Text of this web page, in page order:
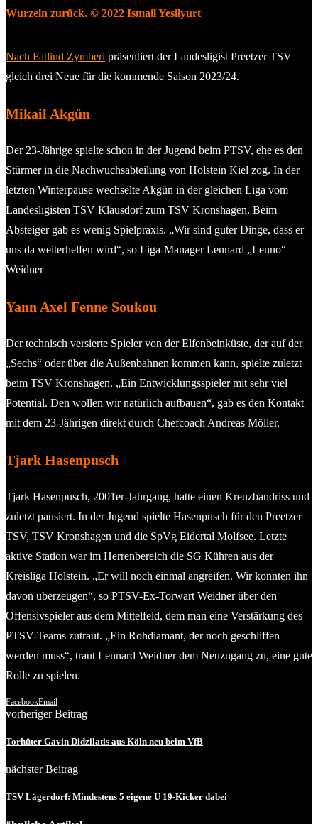
Wurzeln zurück. © 2022 Ismail Yesilyurt
Nach Fatlind Zymberi präsentiert der Landesligist Preetzer TSV
gleich drei Neue für die kommende Saison 2023/24.
Mikail Akgün
Der 23-Jährige spielte schon in der Jugend beim PTSV, ehe es den
Stürmer in die Nachwuchsabteilung von Holstein Kiel zog. In der
letzten Winterpause wechselte Akgün in der gleichen Liga vom
Landesligisten TSV Klausdorf zum TSV Kronshagen. Beim
Absteiger gab es wenig Spielpraxis. „Wir sind guter Dinge, dass er
uns da weiterhelfen wird“, so Liga-Manager Lennard „Lenno“
Weidner
Yann Axel Fenne Soukou
Der technisch versierte Spieler von der Elfenbeinküste, der auf der
„Sechs“ oder über die Außenbahnen kommen kann, spielte zuletzt
beim TSV Kronshagen. „Ein Entwicklungsspieler mit sehr viel
Potential. Den wollen wir natürlich aufbauen“, gab es den Kontakt
mit dem 23-Jährigen direkt durch Chefcoach Andreas Möller.
Tjark Hasenpusch
Tjark Hasenpusch, 2001er-Jahrgang, hatte einen Kreuzbandriss und
zuletzt pausiert. In der Jugend spielte Hasenpusch für den Preetzer
TSV, TSV Kronshagen und die SpVg Eidertal Molfsee. Letzte
aktive Station war im Herrenbereich die SG Kühren aus der
Kreisliga Holstein. „Er will noch einmal angreifen. Wir konnten ihn
davon überzeugen“, so PTSV-Ex-Torwart Weidner über den
Offensivspieler aus dem Mittelfeld, dem man eine Verstärkung des
PTSV-Teams zutraut. „Ein Rohdiamant, der noch geschliffen
werden muss“, traut Lennard Weidner dem Neuzugang zu, eine gute
Rolle zu spielen.
FacebookEmail
vorheriger Beitrag
Torhüter Gavin Didzilatis aus Köln neu beim VfB
nächster Beitrag
TSV Lägerdorf: Mindestens 5 eigene U 19-Kicker dabei